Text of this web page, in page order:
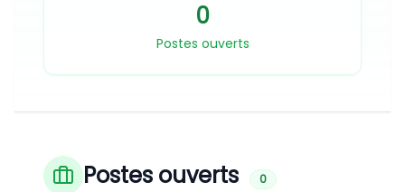
0
Postes ouverts
Postes ouverts 0